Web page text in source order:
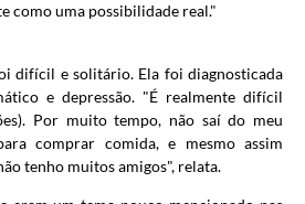
como uma possibilidade real."
difícil e solitário. Ela foi diagnosticada
e depressão. "É realmente difícil
Por muito tempo, não saí do meu
comprar comida, e mesmo assim
tenho muitos amigos", relata.